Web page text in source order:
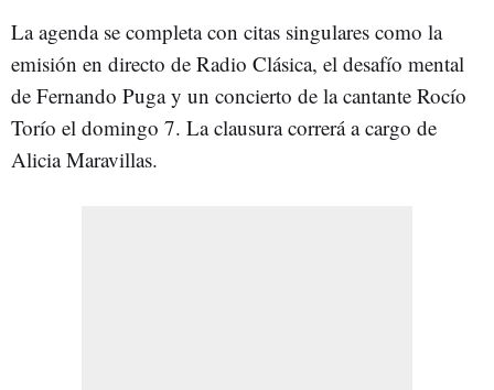
La agenda se completa con citas singulares como la
emisión en directo de Radio Clásica, el desafío mental
de Fernando Puga y un concierto de la cantante Rocío
Torío el domingo 7. La clausura correrá a cargo de
Alicia Maravillas.